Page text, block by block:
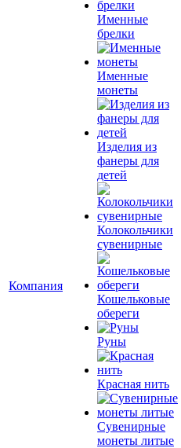
Компания
Именные
брелки
Именные
монеты
Изделия из
фанеры для
детей
Колокольчики
сувенирные
Кошельковые
обереги
Руны
Красная нить
Сувенирные
монеты литые